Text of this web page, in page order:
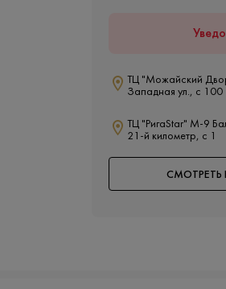
ТЦ "Можайский
Западная ул., с 100
ТЦ "РигаStar" М-9
21-й километр, с 1
СМОТРЕТЬ